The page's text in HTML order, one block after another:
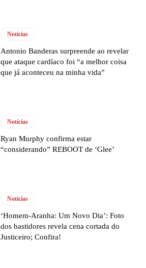
Notícias
Antonio Banderas surpreende ao revelar
que ataque cardíaco foi “a melhor coisa
que já aconteceu na minha vida”
Notícias
Ryan Murphy confirma estar
“considerando” REBOOT de ‘Glee’
Notícias
‘Homem-Aranha: Um Novo Dia’: Foto
dos bastidores revela cena cortada do
Justiceiro; Confira!